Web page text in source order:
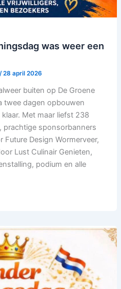
was weer een
/28 april 2026
buiten op De Groene
twee dagen opbouwen
Met maar liefst 238
prachtige sponsorbanners
Design Wormerveer,
Lust Culinair Genieten,
podium en alle